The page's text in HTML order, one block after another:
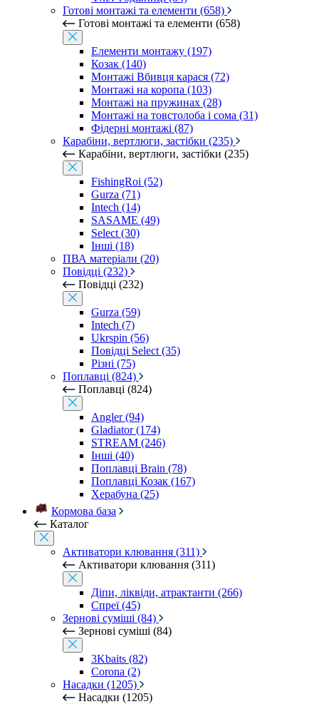
Готові монтажі та елементи (658)
Готові монтажі та елементи (658)
Елементи монтажу (197)
Козак (140)
Монтажі Вбивця карася (72)
Монтажі на коропа (103)
Монтажі на пружинах (28)
Монтажі на товстолоба і сома (31)
Фідерні монтажі (87)
Карабіни, вертлюги, застібки (235)
Карабіни, вертлюги, застібки (235)
FishingRoi (52)
Gurza (71)
Intech (14)
SASAME (49)
Select (30)
Інші (18)
ПВА матеріали (20)
Повідці (232)
Повідці (232)
Gurza (59)
Intech (7)
Ukrspin (56)
Повідці Select (35)
Різні (75)
Поплавці (824)
Поплавці (824)
Angler (94)
Gladiator (174)
STREAM (246)
Інші (40)
Поплавці Brain (78)
Поплавці Козак (167)
Херабуна (25)
Кормова база
Каталог
Активатори клювання (311)
Активатори клювання (311)
Діпи, ліквіди, атрактанти (266)
Спреї (45)
Зернові суміші (84)
Зернові суміші (84)
3Kbaits (82)
Corona (2)
Насадки (1205)
Насадки (1205)